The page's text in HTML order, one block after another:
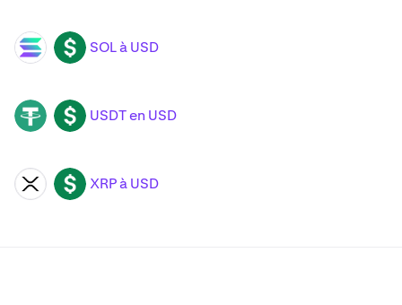
SOL USD SOL à USD
USDT USD USDT en USD
XRP USD XRP à USD